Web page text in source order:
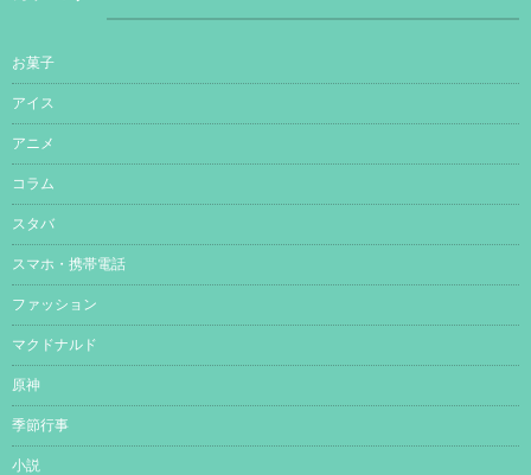
お菓子
アイス
アニメ
コラム
スタバ
スマホ・携帯電話
ファッション
マクドナルド
原神
季節行事
小説